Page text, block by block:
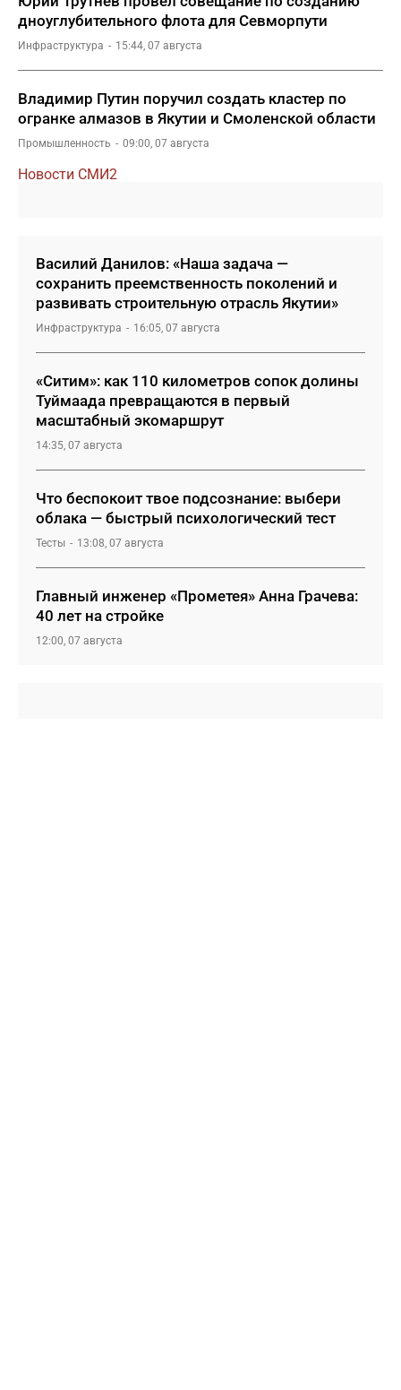
дноуглубительного флота для Севморпути
Инфраструктура 15:44, 07 августа
Владимир Путин поручил создать кластер по
огранке алмазов в Якутии и Смоленской области
Промышленность 09:00, 07 августа
Новости СМИ2
Василий Данилов: «Наша задача —
сохранить преемственность поколений и
развивать строительную отрасль Якутии»
Инфраструктура 16:05, 07 августа
«Ситим»: как 110 километров сопок долины
Туймаада превращаются в первый
масштабный экомаршрут
14:35, 07 августа
Что беспокоит твое подсознание: выбери
облака — быстрый психологический тест
Тесты 13:08, 07 августа
Главный инженер «Прометея» Анна Грачева:
40 лет на стройке
12:00, 07 августа